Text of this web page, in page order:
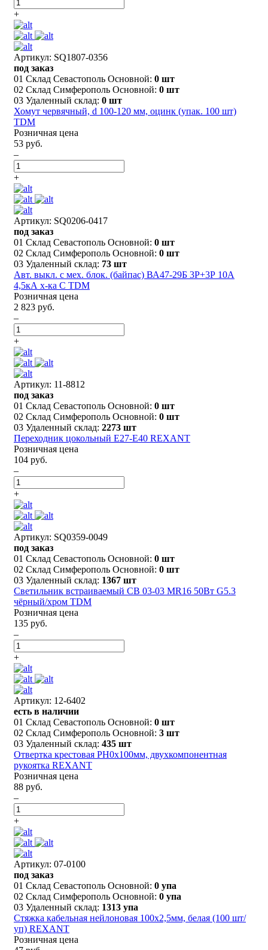
+
Артикул: SQ1807-0356
под заказ
01 Склад Севастополь Основной: 0 шт
02 Склад Симферополь Основной: 0 шт
03 Удаленный склад: 0 шт
Хомут червячный, d 100-120 мм, оцинк (упак. 100 шт)
TDM
Розничная цена
53 руб.
–
+
Артикул: SQ0206-0417
под заказ
01 Склад Севастополь Основной: 0 шт
02 Склад Симферополь Основной: 0 шт
03 Удаленный склад: 73 шт
Авт. выкл. с мех. блок. (байпас) ВА47-29Б 3Р+3Р 10А
4,5кА х-ка C TDM
Розничная цена
2 823 руб.
–
+
Артикул: 11-8812
под заказ
01 Склад Севастополь Основной: 0 шт
02 Склад Симферополь Основной: 0 шт
03 Удаленный склад: 2273 шт
Переходник цокольный Е27-Е40 REXANT
Розничная цена
104 руб.
–
+
Артикул: SQ0359-0049
под заказ
01 Склад Севастополь Основной: 0 шт
02 Склад Симферополь Основной: 0 шт
03 Удаленный склад: 1367 шт
Светильник встраиваемый СВ 03-03 MR16 50Вт G5.3
чёрный/хром TDM
Розничная цена
135 руб.
–
+
Артикул: 12-6402
есть в наличии
01 Склад Севастополь Основной: 0 шт
02 Склад Симферополь Основной: 3 шт
03 Удаленный склад: 435 шт
Отвертка крестовая PH0х100мм, двухкомпонентная
рукоятка REXANT
Розничная цена
88 руб.
–
+
Артикул: 07-0100
под заказ
01 Склад Севастополь Основной: 0 упа
02 Склад Симферополь Основной: 0 упа
03 Удаленный склад: 1313 упа
Стяжка кабельная нейлоновая 100x2,5мм, белая (100 шт/
уп) REXANT
Розничная цена